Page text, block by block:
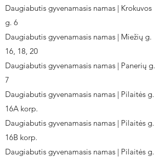
Daugiabutis gyvenamasis namas | Krokuvos
g. 6
Daugiabutis gyvenamasis namas | Miežių g.
16, 18, 20
Daugiabutis gyvenamasis namas | Panerių g.
7
Daugiabutis gyvenamasis namas | Pilaitės g.
16A korp.
Daugiabutis gyvenamasis namas | Pilaitės g.
16B korp.
Daugiabutis gyvenamasis namas | Pilaitės g.